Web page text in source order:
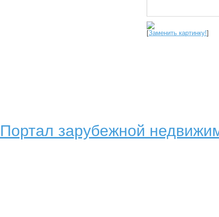
[Заменить картинку!]
Портал зарубежной